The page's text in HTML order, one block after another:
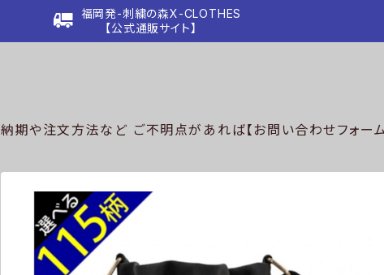
福岡発-刺繍の森X-CLOTHES
【公式通販サイト】
納期や注文方法など ご不明点があれば【お問い合わせフォーム